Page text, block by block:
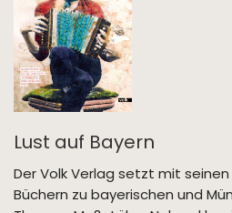
Lust auf Bayern
Der Volk Verlag setzt mit seinen
Büchern zu bayerischen und